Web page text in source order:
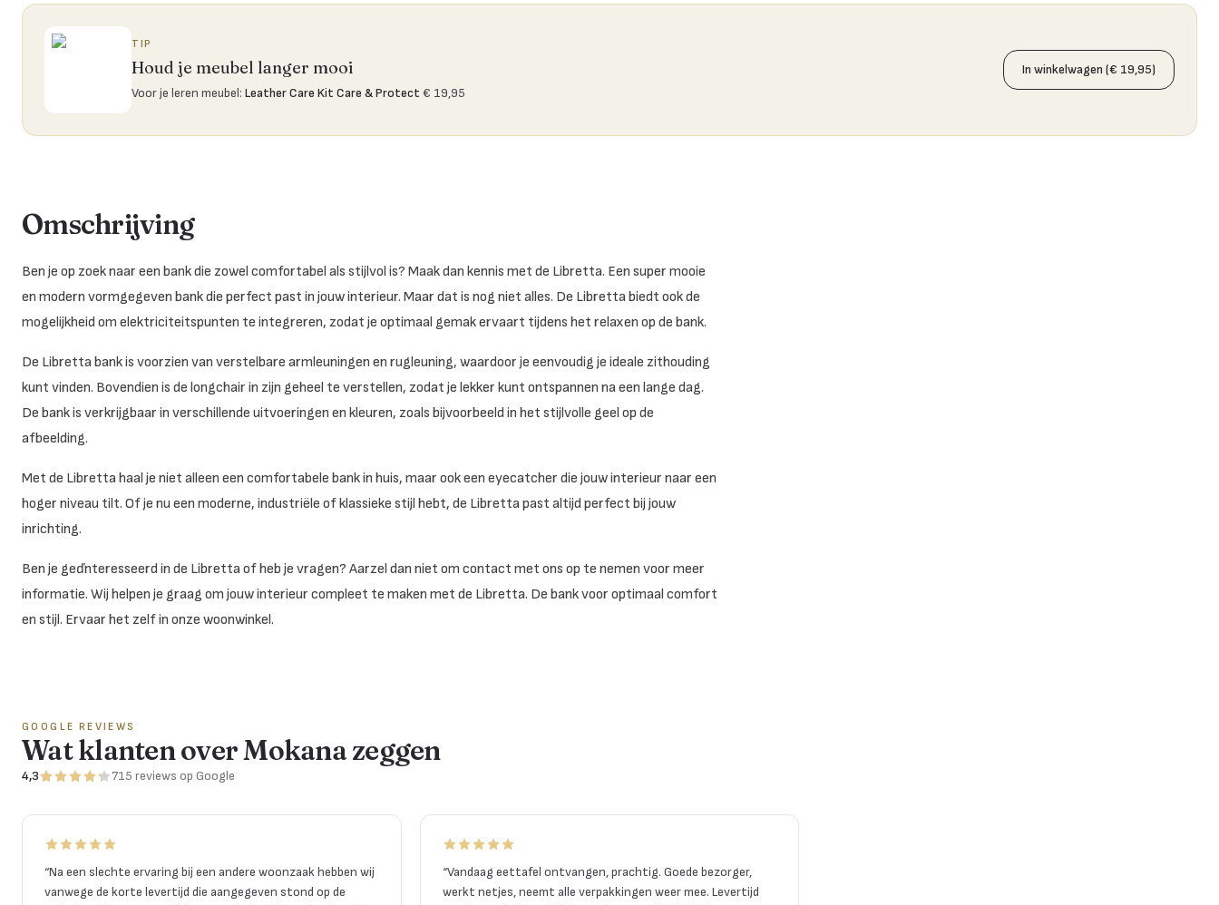
TIP
Houd je meubel langer mooi
Voor je leren meubel: Leather Care Kit Care & Protect € 19,95
In winkelwagen (€ 19,95)
Omschrijving
Ben je op zoek naar een bank die zowel comfortabel als stijlvol is? Maak dan kennis met de Libretta. Een super mooie
en modern vormgegeven bank die perfect past in jouw interieur. Maar dat is nog niet alles. De Libretta biedt ook de
mogelijkheid om elektriciteitspunten te integreren, zodat je optimaal gemak ervaart tijdens het relaxen op de bank.
De Libretta bank is voorzien van verstelbare armleuningen en rugleuning, waardoor je eenvoudig je ideale zithouding
kunt vinden. Bovendien is de longchair in zijn geheel te verstellen, zodat je lekker kunt ontspannen na een lange dag.
De bank is verkrijgbaar in verschillende uitvoeringen en kleuren, zoals bijvoorbeeld in het stijlvolle geel op de
afbeelding.
Met de Libretta haal je niet alleen een comfortabele bank in huis, maar ook een eyecatcher die jouw interieur naar een
hoger niveau tilt. Of je nu een moderne, industriële of klassieke stijl hebt, de Libretta past altijd perfect bij jouw
inrichting.
Ben je geďnteresseerd in de Libretta of heb je vragen? Aarzel dan niet om contact met ons op te nemen voor meer
informatie. Wij helpen je graag om jouw interieur compleet te maken met de Libretta. De bank voor optimaal comfort
en stijl. Ervaar het zelf in onze woonwinkel.
GOOGLE REVIEWS
Wat klanten over Mokana zeggen
4,3 715 reviews op Google
“Na een slechte ervaring bij een andere woonzaak hebben wij
vanwege de korte levertijd die aangegeven stond op de
“Vandaag eettafel ontvangen, prachtig. Goede bezorger,
werkt netjes, neemt alle verpakkingen weer mee. Levertijd